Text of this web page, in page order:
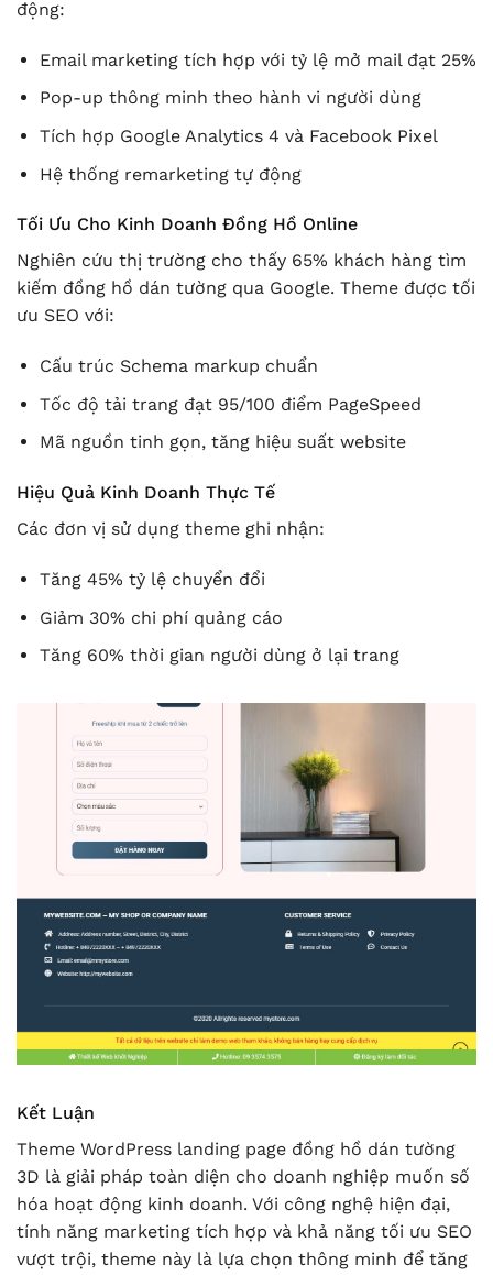
động:
Email marketing tích hợp với tỷ lệ mở mail đạt 25%
Pop-up thông minh theo hành vi người dùng
Tích hợp Google Analytics 4 và Facebook Pixel
Hệ thống remarketing tự động
Tối Ưu Cho Kinh Doanh Đồng Hồ Online
Nghiên cứu thị trường cho thấy 65% khách hàng tìm
kiếm đồng hồ dán tường qua Google. Theme được tối
ưu SEO với:
Cấu trúc Schema markup chuẩn
Tốc độ tải trang đạt 95/100 điểm PageSpeed
Mã nguồn tinh gọn, tăng hiệu suất website
Hiệu Quả Kinh Doanh Thực Tế
Các đơn vị sử dụng theme ghi nhận:
Tăng 45% tỷ lệ chuyển đổi
Giảm 30% chi phí quảng cáo
Tăng 60% thời gian người dùng ở lại trang
Kết Luận
Theme WordPress landing page đồng hồ dán tường
3D là giải pháp toàn diện cho doanh nghiệp muốn số
hóa hoạt động kinh doanh. Với công nghệ hiện đại,
tính năng marketing tích hợp và khả năng tối ưu SEO
vượt trội, theme này là lựa chọn thông minh để tăng